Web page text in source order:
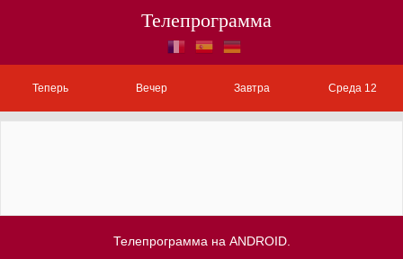
Телепрограмма
Теперь Вечер Завтра Среда 12
Телепрограмма на ANDROID.